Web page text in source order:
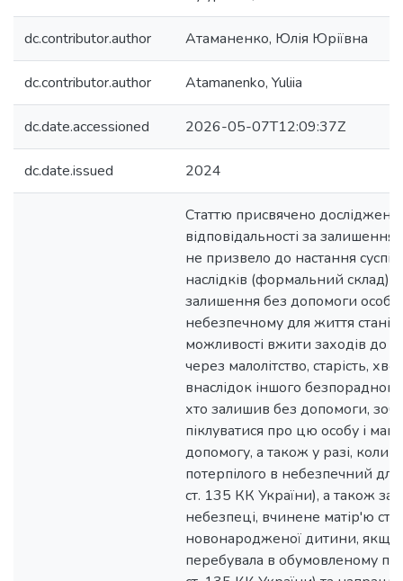
dc.contributor.author Атаманенко, Юлія Юріївна
dc.contributor.author Atamanenko, Yuliia
dc.date.accessioned 2026-05-07T12:09:37Z
dc.date.issued 2024
Статтю присвячено
відповідальності за
не призвело до настання
наслідків (формальний склад),
залишення без допомоги
небезпечному для життя стані
можливості вжити заходів до
через малолітство, старість,
внаслідок іншого
хто залишив без допомоги,
піклуватися про цю особу і мав
допомогу, а також у разі, коли
потерпілого в небезпечний
ст. 135 КК України), а також
небезпеці, вчинене матір'ю
новонародженої дитини, якщо
перебувала в обумовленому